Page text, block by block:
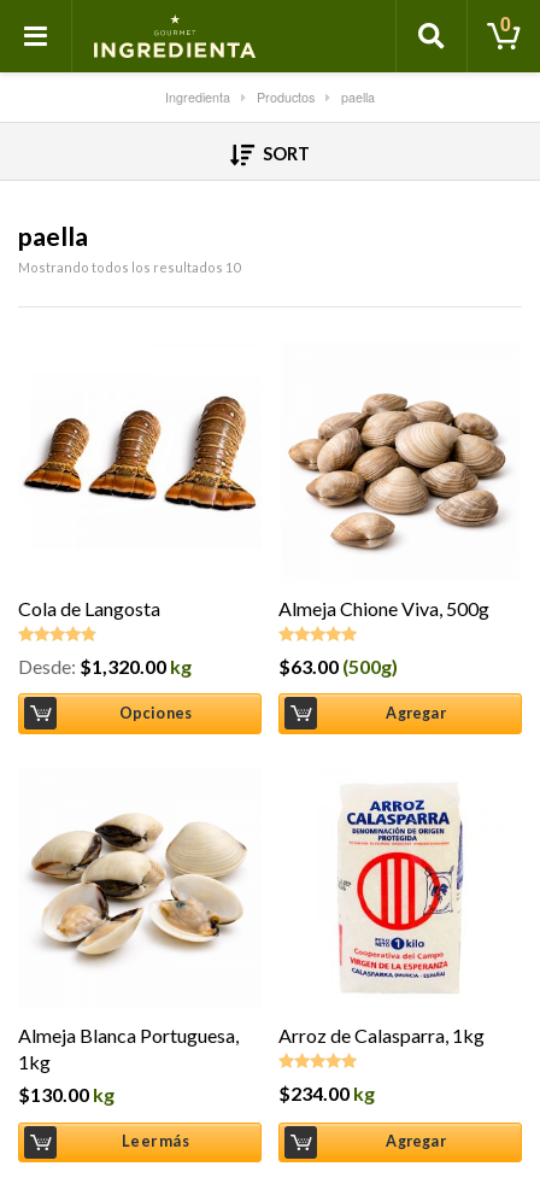
0
Ingredienta Productos paella
SORT
paella
Mostrando todos los resultados 10
Cola de Langosta
Valorado
Desde: $1,320.00 kg
Opciones
Almeja Chione Viva, 500g
Valorado en
$63.00 (500g)
Agregar
Almeja Blanca Portuguesa,
1kg
$130.00 kg
Leer más
Arroz de Calasparra, 1kg
Valorado en
$234.00 kg
Agregar